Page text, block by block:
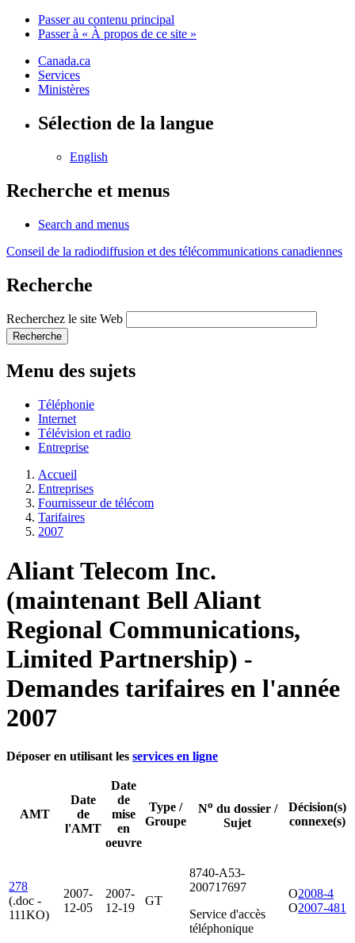
Passer au contenu principal
Passer à « À propos de ce site »
Canada.ca
Services
Ministères
Sélection de la langue
English
Recherche et menus
Search and menus
Conseil de la radiodiffusion et des télécommunications canadiennes
Recherche
Recherchez le site Web
Recherche
Menu des sujets
Téléphonie
Internet
Télévision et radio
Entreprise
Accueil
Entreprises
Fournisseur de télécom
Tarifaires
2007
Aliant Telecom Inc.
(maintenant Bell Aliant
Regional Communications,
Limited Partnership) -
Demandes tarifaires en l'année
2007
Déposer en utilisant les services en ligne
AMT
Date
de
l'AMT
Date
de
mise
en
oeuvre
Type /
Groupe
No du dossier /
Sujet
Décision(s)
connexe(s)
278
(.doc -
111KO)
2007-
12-05
2007-
12-19
GT
8740-A53-
200717697
Service d'accès
téléphonique
O2008-4
O2007-481